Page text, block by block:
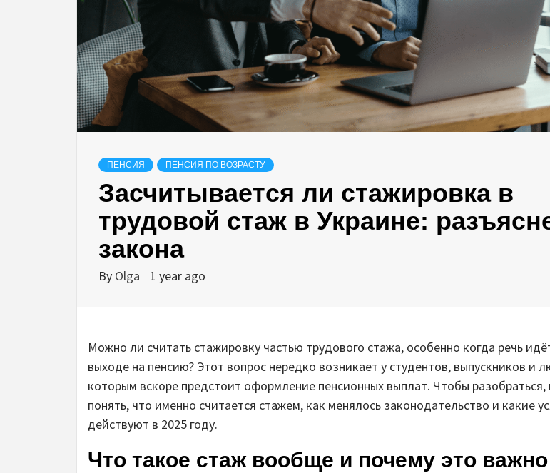
ПЕНСИЯ ПЕНСИЯ ПО ВОЗРАСТУ
Засчитывается ли стажировка в
трудовой стаж в Украине:
закона
By Olga 1 year ago
Можно ли считать стажировку частью трудового стажа, особенно когда речь
выходе на пенсию? Этот вопрос нередко возникает у студентов, выпускников и
которым вскоре предстоит оформление пенсионных выплат. Чтобы разобраться,
понять, что именно считается стажем, как менялось законодательство и какие
действуют в 2025 году.
Что такое стаж вообще и почему это важно